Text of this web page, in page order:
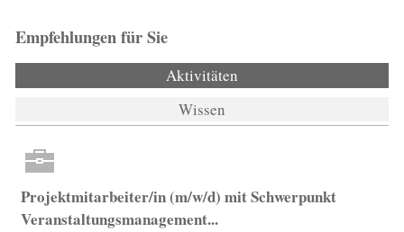
Empfehlungen für Sie
Aktivitäten
Wissen
Projektmitarbeiter/in (m/w/d) mit Schwerpunkt
Veranstaltungsmanagement...